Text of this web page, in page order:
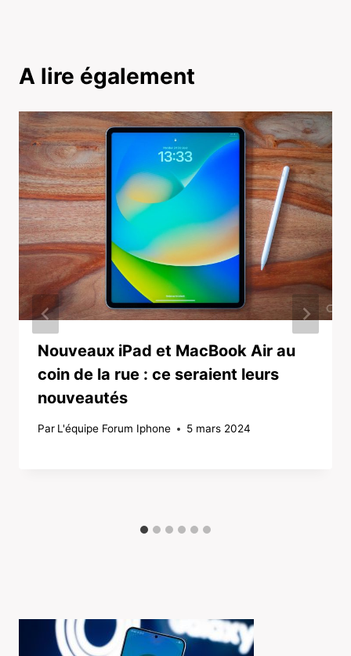
A lire également
Nouveaux iPad et MacBook Air au
coin de la rue : ce seraient leurs
nouveautés
Par L'équipe Forum Iphone 5 mars 2024